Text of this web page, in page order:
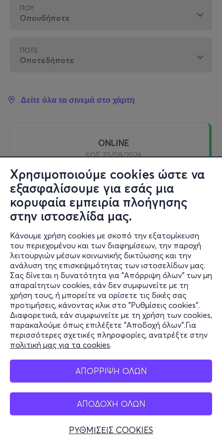
Χρησιμοποιούμε cookies ώστε να
εξασφαλίσουμε για εσάς μια
κορυφαία εμπειρία πλοήγησης
στην ιστοσελίδα μας.
Κάνουμε χρήση cookies με σκοπό την εξατομίκευση
του περιεχομένου και των διαφημίσεων, την παροχή
λειτουργιών μέσων κοινωνικής δικτύωσης και την
ανάλυση της επισκεψιμότητας των ιστοσελίδων μας.
Σας δίνεται η δυνατότητα για "Απόρριψη όλων" των μη
απαραίτητων cookies, εάν δεν συμφωνείτε με τη
χρήση τους, ή μπορείτε να ορίσετε τις δικές σας
προτιμήσεις, κάνοντας κλικ στο "Ρυθμίσεις cookies".
Διαφορετικά, εάν συμφωνείτε με τη χρήση των cookies,
παρακαλούμε όπως επιλέξετε "Αποδοχή όλων".Για
περισσότερες σχετικές πληροφορίες, ανατρέξτε στην
πολιτική μας για τα cookies.
ΑΠΟΡΡΙΨΗ ΟΛΩΝ
ΑΠΟΔΟΧΗ ΟΛΩΝ
ΡΥΘΜΙΣΕΙΣ COOKIES
ΠΟΎ
ΠΌΤΕ
Δείτε όλα τα σινεμά στο χάρτη
ONLINE
ΕΩΣ 20/08/2026
Streaming - Online - Online
Online
Ο ΠΑΤΕΡΑΣ ΤΟΥ ΣΤΡΑΤΙΩΤΗ (online)
2,90€
Εισιτήρια